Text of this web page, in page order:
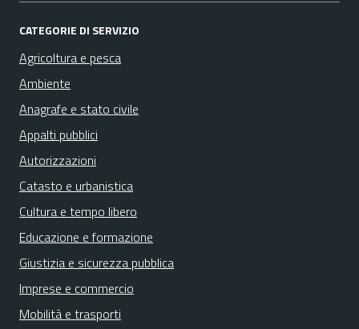
CATEGORIE DI SERVIZIO
Agricoltura e pesca
Ambiente
Anagrafe e stato civile
Appalti pubblici
Autorizzazioni
Catasto e urbanistica
Cultura e tempo libero
Educazione e formazione
Giustizia e sicurezza pubblica
Imprese e commercio
Mobilità e trasporti